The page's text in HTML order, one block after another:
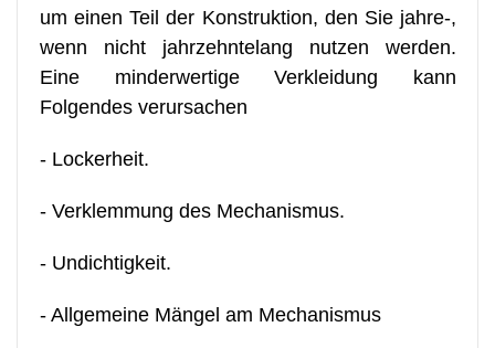
um einen Teil der Konstruktion, den Sie jahre-,
wenn nicht jahrzehntelang nutzen werden.
Eine minderwertige Verkleidung kann
Folgendes verursachen
- Lockerheit.
- Verklemmung des Mechanismus.
- Undichtigkeit.
- Allgemeine Mängel am Mechanismus